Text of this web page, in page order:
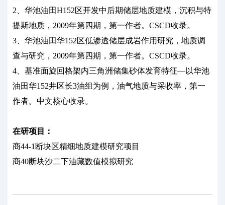
2、华池油田H152区开发中后期储层地质建模，沉积与特
提斯地质，2009年第四期，第一作者。CSCD收录。
3、华池油田华152区低渗透储层成岩作用研究，地质调
查与研究，2009年第四期，第一作者。CSCD收录。
4、基准面旋回格架内三角洲储集砂体发育特征—以华池
油田华152井区长3油组为例，油气地质与采收率，第一
作者。中文核心收录。
在研项目：
商44-1断块区精细地质建模研究项目
商40断块沙二下油藏数值模拟研究